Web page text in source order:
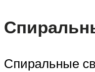
Спиральные